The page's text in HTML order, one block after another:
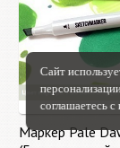
Маркер Pale
Сайт
соглашаетесь